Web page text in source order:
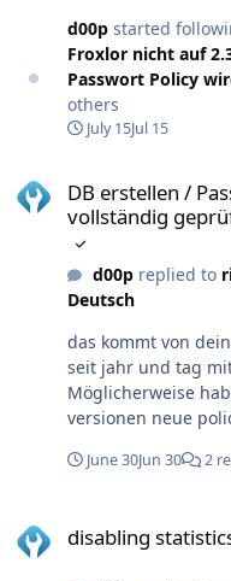
d00p started
Froxlor nicht auf
Passwort Policy
others
July 15Jul 15
DB erstellen /
vollständig
d00preplied to
Deutsch
das kommt von
seit jahr und tag
Möglicherweise
versionen neue
es an den
an den kurzen 8
June 30Jun 30 2
disabling